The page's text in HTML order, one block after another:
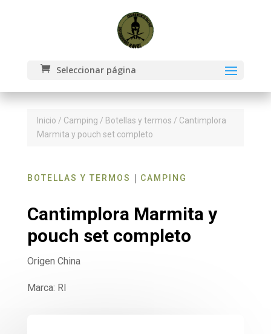
Seleccionar página
Inicio / Camping / Botellas y termos / Cantimplora
Marmita y pouch set completo
BOTELLAS Y TERMOS | CAMPING
Cantimplora Marmita y
pouch set completo
Origen China
Marca: RI